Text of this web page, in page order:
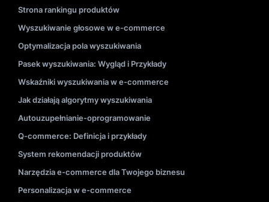
Strona rankingu produktów
Wyszukiwanie głosowe w e-commerce
Optymalizacja pola wyszukiwania
Pasek wyszukiwania: Wygląd i Przykłady
Wskaźniki wyszukiwania w e-commerce
Jak działają algorytmy wyszukiwania
Autouzupełnianie-oprogramowanie
Q-commerce: Definicja i przykłady
System rekomendacji produktów
Narzędzia e-commerce dla Twojego biznesu
Personalizacja w e-commerce